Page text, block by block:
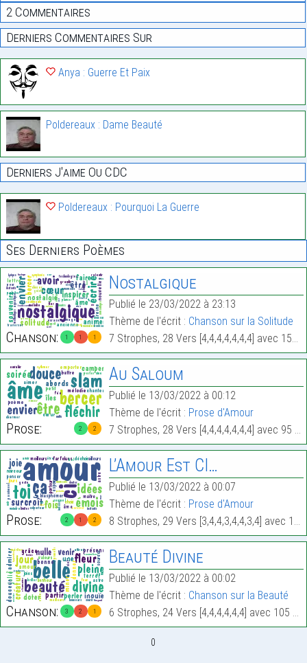
2 Commentaires
Derniers Commentaires Sur
Anya : Guerre Et Paix
Poldereaux : Dame Beauté
Derniers J'aime Ou CDC
Poldereaux : Pourquoi La Guerre
Ses Derniers Poèmes
1 1 1
Chanson:
Nostalgique
Publié le 23/03/2022 à 23:13
Thème de l'écrit : Chanson sur la Solitude
7 Strophes, 28 Vers [4,4,4,4,4,4,4] avec 159 Mots.
2 2
Prose:
Au Saloum
Publié le 13/03/2022 à 00:12
Thème de l'écrit : Prose d'Amour
7 Strophes, 28 Vers [4,4,4,4,4,4,4] avec 95 Mots.
2 1 2
Prose:
L’Amour Est CI…
Publié le 13/03/2022 à 00:07
Thème de l'écrit : Prose d'Amour
8 Strophes, 29 Vers [3,4,4,3,4,4,3,4] avec 149 Mots.
3 2 1
Chanson:
Beauté Divine
Publié le 13/03/2022 à 00:02
Thème de l'écrit : Chanson sur la Beauté
6 Strophes, 24 Vers [4,4,4,4,4,4] avec 105 Mots.
0